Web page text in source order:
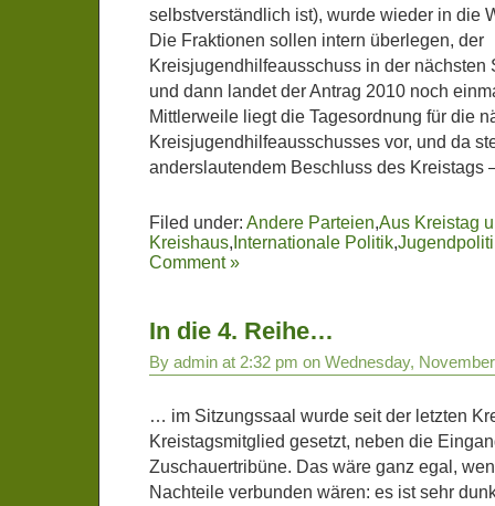
selbstverständlich ist), wurde wieder in die
Die Fraktionen sollen intern überlegen, der
Kreisjugendhilfeausschuss in der nächsten
und dann landet der Antrag 2010 noch
Mittlerweile liegt die Tagesordnung für die
Kreisjugendhilfeausschusses vor, und da
anderslautendem Beschluss des Kreistags
Filed under: Andere Parteien,Aus Kreistag
Kreishaus, Internationale Politik,
Comment »
In die 4. Reihe…
By admin at 2:32 pm on Wednesday,
… im Sitzungssaal wurde seit der letzten
Kreistagsmitglied gesetzt, neben die
Zuschauertribüne. Das wäre ganz egal,
Nachteile verbunden wären: es ist sehr